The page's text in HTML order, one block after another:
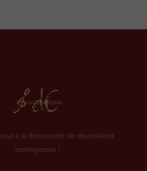
à la découverte de destinations
prestigieuses !